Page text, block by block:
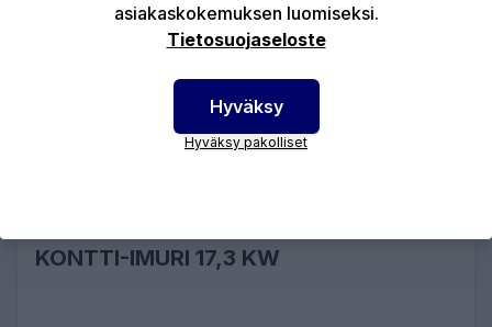
KONTTI-IMURI 17,3 KW
asiakaskokemuksen luomiseksi.
Tietosuojaseloste
Hyväksy
Hyväksy pakolliset